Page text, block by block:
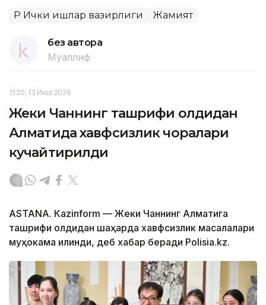
ҚР Ички ишлар вазирлиги Жамият
без автора
Муаллиф
11:20, 13 Июл 2026
Жеки Чаннинг ташрифи олдидан
Алматида хавфсизлик чоралари
кучайтирилди
ASTANА. Кazinform — Жеки Чаннинг Алматига
ташрифи олдидан шаҳарда хавфсизлик масалалари
муҳокама қилинди, деб хабар беради Polisia.kz.